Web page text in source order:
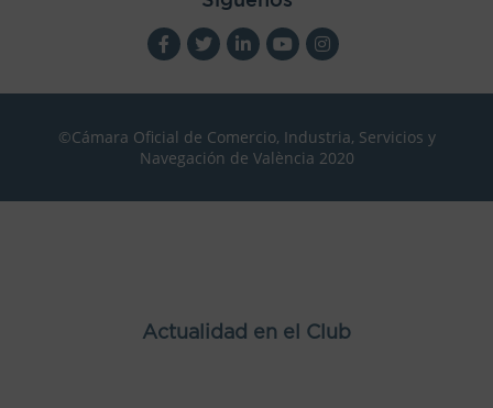
©Cámara Oficial de Comercio, Industria, Servicios y
Navegación de València 2020
Actualidad en el Club